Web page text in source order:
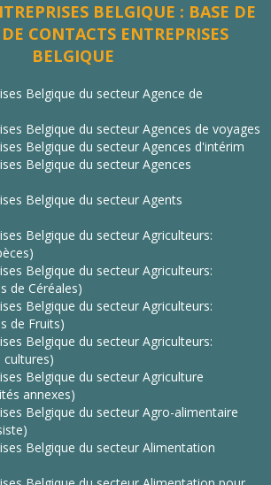
BELGIQUE : BASE DE
CONTACTS ENTREPRISES
BELGIQUE
Belgique du secteur Agence de
Belgique du secteur Agences de voyages
Belgique du secteur Agences d'intérim
Belgique du secteur Agences
Belgique du secteur Agents
Belgique du secteur Agriculteurs:
Belgique du secteur Agriculteurs:
de Céréales)
Belgique du secteur Agriculteurs:
de Fruits)
Belgique du secteur Agriculteurs:
cultures)
Belgique du secteur Agriculture
annexes)
Belgique du secteur Agro-alimentaire
Belgique du secteur Alimentation